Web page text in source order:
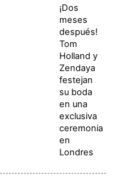
¡Dos
meses
después!
Tom
Holland y
Zendaya
festejan
su boda
en una
exclusiva
ceremonia
en
Londres